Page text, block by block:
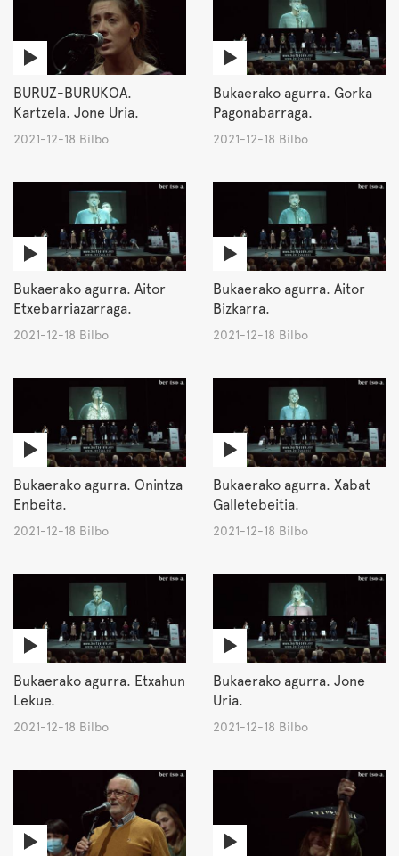
BURUZ-BURUKOA.
Kartzela. Jone Uria.
2021-12-18 Bilbo
Bukaerako agurra. Gorka
Pagonabarraga.
2021-12-18 Bilbo
Bukaerako agurra. Aitor
Etxebarriazarraga.
2021-12-18 Bilbo
Bukaerako agurra. Aitor
Bizkarra.
2021-12-18 Bilbo
Bukaerako agurra. Onintza
Enbeita.
2021-12-18 Bilbo
Bukaerako agurra. Xabat
Galletebeitia.
2021-12-18 Bilbo
Bukaerako agurra. Etxahun
Lekue.
2021-12-18 Bilbo
Bukaerako agurra. Jone
Uria.
2021-12-18 Bilbo